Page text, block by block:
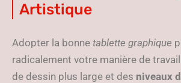
Artistique
Adopter la bonne tablette graphique
radicalement votre manière de
de dessin plus large et des niveaux